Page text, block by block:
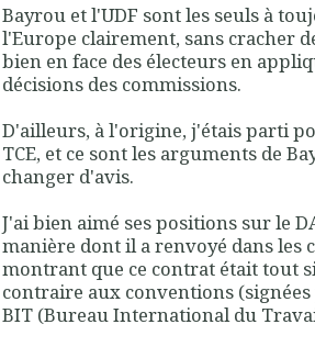
Bayrou et l'UDF sont les seuls à
l'Europe clairement, sans cracher
bien en face des électeurs en
décisions des commissions.
D'ailleurs, à l'origine, j'étais parti
TCE, et ce sont les arguments de
changer d'avis.
J'ai bien aimé ses positions sur le
manière dont il a renvoyé dans les
montrant que ce contrat était tout
contraire aux conventions
BIT (Bureau International du